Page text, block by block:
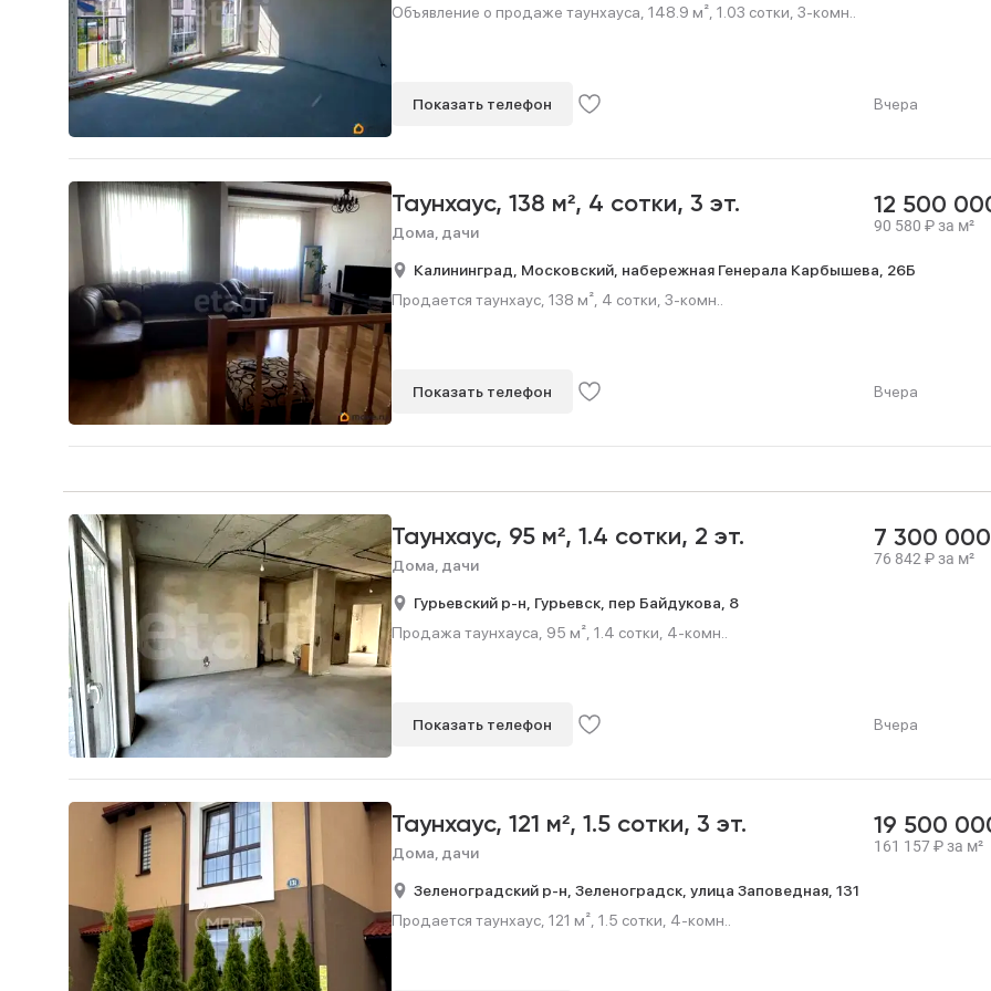
Объявление о продаже таунхауса, 148.9 м², 1.03 сотки, 3-комн..
Показать телефон Вчера
Таунхаус, 138 м², 4 сотки, 3 эт.
Дома, дачи
12 500
90 580 ₽за м²
Калининград, Московский, набережная Генерала Карбышева, 26Б
Продается таунхаус, 138 м², 4 сотки, 3-комн..
Показать телефон Вчера
Таунхаус, 95 м², 1.4 сотки, 2 эт.
Дома, дачи
7 300
76 842 ₽за м²
Гурьевский р-н, Гурьевск, пер Байдукова, 8
Продажа таунхауса, 95 м², 1.4 сотки, 4-комн..
Показать телефон Вчера
Таунхаус, 121 м², 1.5 сотки, 3 эт.
Дома, дачи
19 500
161 157₽за м²
Зеленоградский р-н, Зеленоградск, улица Заповедная, 131
Продается таунхаус, 121 м², 1.5 сотки, 4-комн..